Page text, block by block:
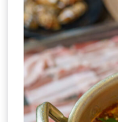
3
อาห
ญี่ปุ่น
ระดับ
พรีเมียม